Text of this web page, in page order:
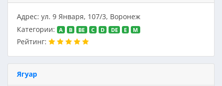
Адрес: ул. 9 Января, 107/3, Воронеж
Категории:
A B BE C D DE E M
Рейтинг:
Ягуар